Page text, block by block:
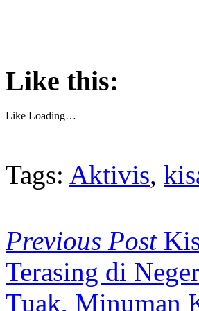
Like this:
Like Loading…
Tags: Aktivis,
Previous Post
Terasing di
Tuak, Minuman